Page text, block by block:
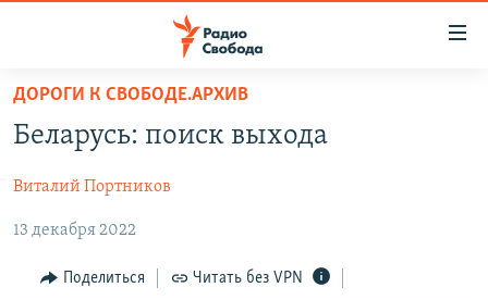
упрощенного
доступа
содержанию
Вернутся
ПОДКАСТЫ
АВТОРСКИЕ ПРОЕКТЫ
ЦИТАТЫ СВОБОДЫ
МНЕНИЯ
ДОРОГИ К СВОБОДЕ.АРХИВ
Беларусь: поиск выхода
Виталий Портников
13 декабря 2022
Поделиться Читать без VPN